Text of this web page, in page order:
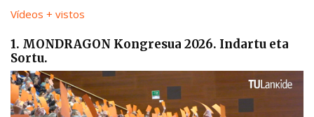
Vídeos + vistos
1. MONDRAGON Kongresua 2026. Indartu eta
Sortu.